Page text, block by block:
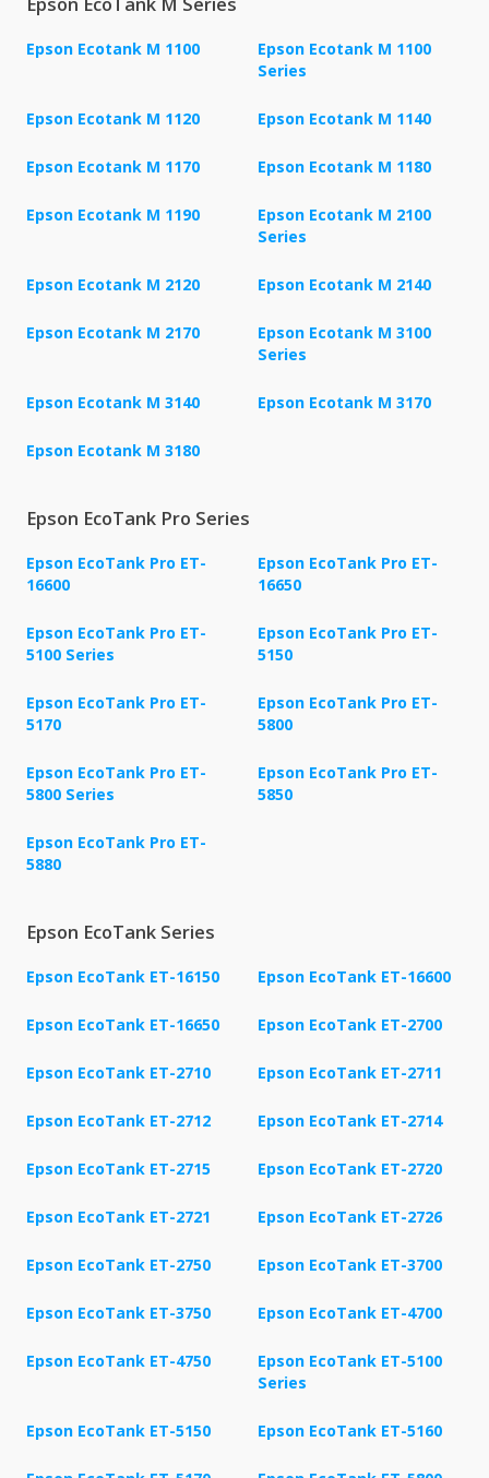
Epson Ecotank M 1100
Epson Ecotank M 1100
Series
Epson Ecotank M 1120 Epson Ecotank M 1140
Epson Ecotank M 1170 Epson Ecotank M 1180
Epson Ecotank M 1190
Epson Ecotank M 2100
Series
Epson Ecotank M 2120 Epson Ecotank M 2140
Epson Ecotank M 2170
Epson Ecotank M 3100
Series
Epson Ecotank M 3140 Epson Ecotank M 3170
Epson Ecotank M 3180
Epson EcoTank Pro Series
Epson EcoTank Pro ET-
16600
Epson EcoTank Pro ET-
16650
Epson EcoTank Pro ET-
5100 Series
Epson EcoTank Pro ET-
5150
Epson EcoTank Pro ET-
5170
Epson EcoTank Pro ET-
5800
Epson EcoTank Pro ET-
5800 Series
Epson EcoTank Pro ET-
5850
Epson EcoTank Pro ET-
5880
Epson EcoTank Series
Epson EcoTank ET-16150 Epson EcoTank ET-16600
Epson EcoTank ET-16650 Epson EcoTank ET-2700
Epson EcoTank ET-2710 Epson EcoTank ET-2711
Epson EcoTank ET-2712 Epson EcoTank ET-2714
Epson EcoTank ET-2715 Epson EcoTank ET-2720
Epson EcoTank ET-2721 Epson EcoTank ET-2726
Epson EcoTank ET-2750 Epson EcoTank ET-3700
Epson EcoTank ET-3750 Epson EcoTank ET-4700
Epson EcoTank ET-4750
Epson EcoTank ET-5100
Series
Epson EcoTank ET-5150 Epson EcoTank ET-5160